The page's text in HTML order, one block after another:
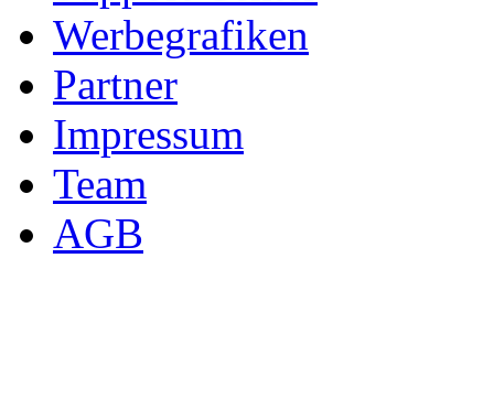
Werbegrafiken
Partner
Impressum
Team
AGB